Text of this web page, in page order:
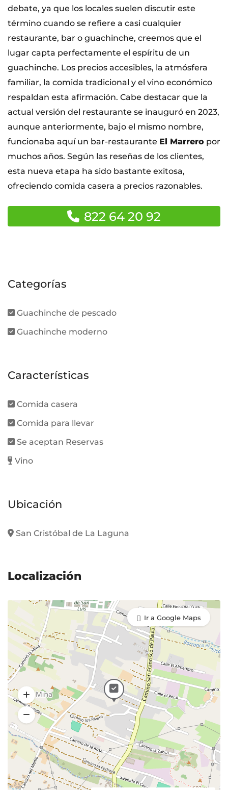
debate, ya que los locales suelen discutir este
término cuando se refiere a casi cualquier
restaurante, bar o guachinche, creemos que el
lugar capta perfectamente el espíritu de un
guachinche. Los precios accesibles, la atmósfera
familiar, la comida tradicional y el vino económico
respaldan esta afirmación. Cabe destacar que la
actual versión del restaurante se inauguró en 2023,
aunque anteriormente, bajo el mismo nombre,
funcionaba aquí un bar-restaurante El Marrero por
muchos años. Según las reseñas de los clientes,
esta nueva etapa ha sido bastante exitosa,
ofreciendo comida casera a precios razonables.
822 64 20 92
Categorías
Guachinche de pescado
Guachinche moderno
Características
Comida casera
Comida para llevar
Se aceptan Reservas
Vino
Ubicación
San Cristóbal de La Laguna
Localización
Ir a Google Maps